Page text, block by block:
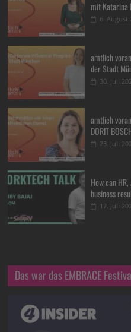
mit Katarina
6. August
amtlich
der Stadt
30. Juli
amtlich
DORIT
23. Juli
How can
business
17. Juli
Das war das EMBRACE